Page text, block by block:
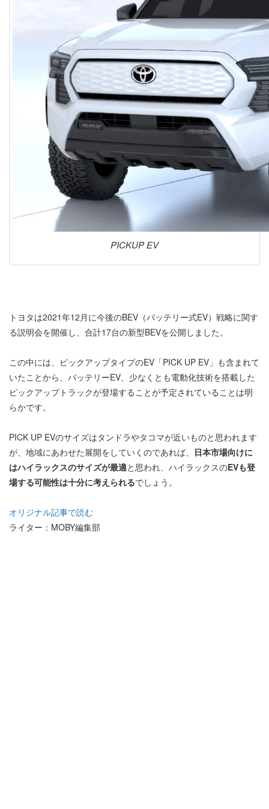
PICKUP EV
トヨタは2021年12月に今後のBEV（バッテリー式EV）戦略に関す
る説明会を開催し、合計17台の新型BEVを公開しました。
この中には、ピックアップタイプのEV「PICK UP EV」も含まれて
いたことから、バッテリーEV、少なくとも電動化技術を搭載した
ピックアップトラックが登場することが予定されていることは明
らかです。
PICK UP EVのサイズはタンドラやタコマが近いものと思われます
が、地域にあわせた展開をしていくのであれば、 日本市場向けに
はハイラックスのサイズが最適と思われ、ハイラックスのEVも登
場する可能性は十分に考えられるでしょう。
オリジナル記事で読む
ライター：MOBY編集部